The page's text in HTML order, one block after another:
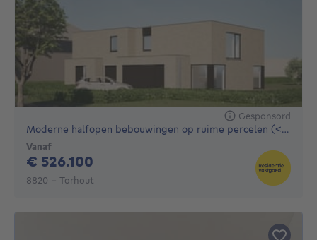
Gesponsord
Moderne halfopen bebouwingen op ruime percelen (<973 m²) me
Vanaf
€ 526.100
8820 - Torhout